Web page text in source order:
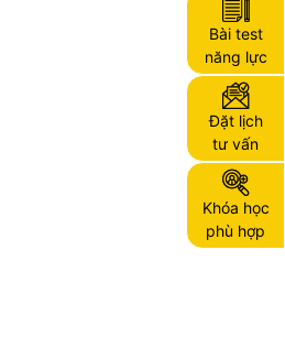
Bài test
năng lực
Đặt lịch
tư vấn
Khóa học
phù hợp